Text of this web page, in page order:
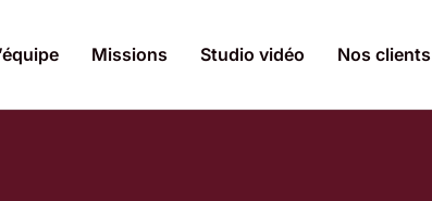
Missions Studio vidéo Nos clients